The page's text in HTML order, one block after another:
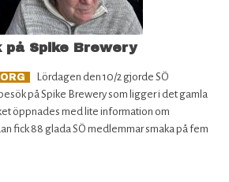
Spike Brewery
Lördagen den 10/2 gjorde SÖ
på Spike Brewery som ligger i det gamla
öppnades med lite information om
fick 88 glada SÖ medlemmar smaka på fem